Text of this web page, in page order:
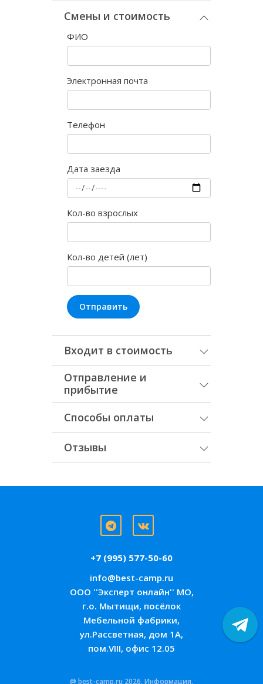
Смены и стоимость
ФИО
Электронная почта
Телефон
Дата заезда
Кол-во взрослых
Кол-во детей (лет)
Отправить
Входит в стоимость
Отправление и
прибытие
Способы оплаты
Отзывы
+7 (995) 577-50-60
info@best-camp.ru
ООО ''Эксперт онлайн'' МО,
г.о. Мытищи, посёлок
Мебельной фабрики,
ул.Рассветная, дом 1А,
пом.VIII, офис 12.05
@ best-camp.ru 2026. Информация,